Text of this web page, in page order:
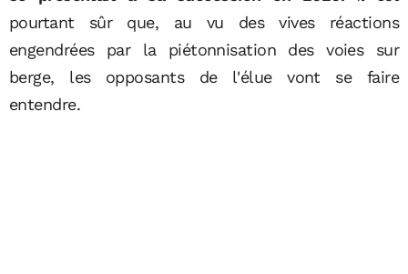
pourtant sûr que, au vu des vives réactions
engendrées par la piétonnisation des voies sur
berge, les opposants de l'élue vont se faire
entendre.